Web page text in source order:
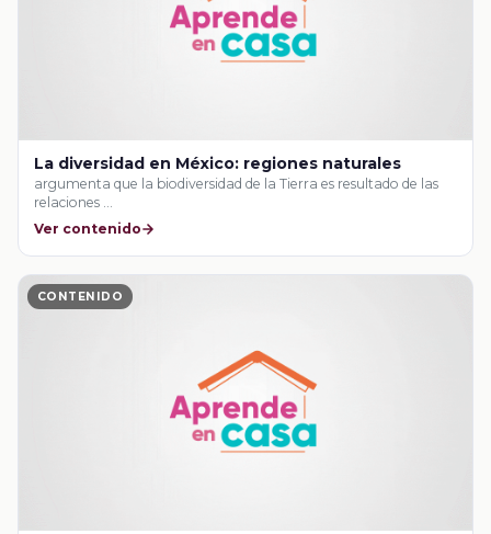
La diversidad en México: regiones naturales
argumenta que la biodiversidad de la Tierra es resultado de las
relaciones …
Ver contenido
CONTENIDO